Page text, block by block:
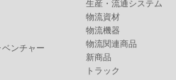
ンチャー
生産・流通システム
物流資材
物流機器
物流関連商品
新商品
トラック